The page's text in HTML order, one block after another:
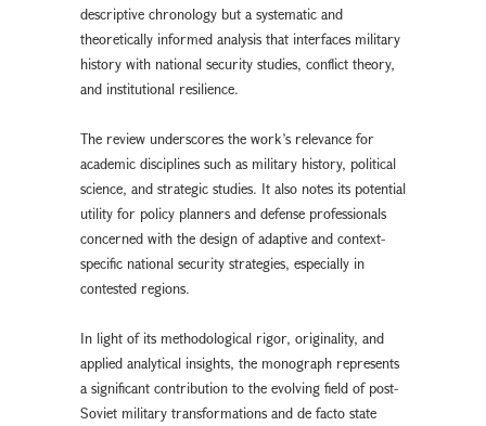
descriptive chronology but a systematic and
theoretically informed analysis that interfaces military
history with national security studies, conflict theory,
and institutional resilience.
The review underscores the work’s relevance for
academic disciplines such as military history, political
science, and strategic studies. It also notes its potential
utility for policy planners and defense professionals
concerned with the design of adaptive and context-
specific national security strategies, especially in
contested regions.
In light of its methodological rigor, originality, and
applied analytical insights, the monograph represents
a significant contribution to the evolving field of post-
Soviet military transformations and de facto state